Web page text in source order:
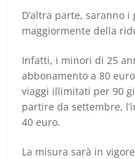
D’altra parte, saranno
maggiormente della
Infatti, i minori di 25
abbonamento a 80
viaggi illimitati per 90
partire da settembre,
40 euro.
La misura sarà in